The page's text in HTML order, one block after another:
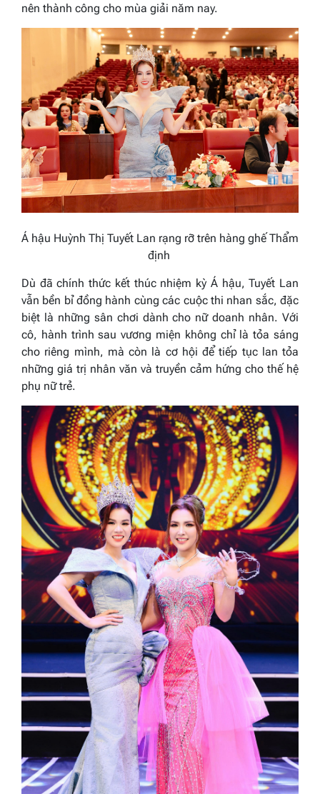
nên thành công cho mùa giải năm nay.
Á hậu Huỳnh Thị Tuyết Lan rạng rỡ trên hàng ghế Thẩm
định
Dù đã chính thức kết thúc nhiệm kỳ Á hậu, Tuyết Lan
vẫn bền bỉ đồng hành cùng các cuộc thi nhan sắc, đặc
biệt là những sân chơi dành cho nữ doanh nhân. Với
cô, hành trình sau vương miện không chỉ là tỏa sáng
cho riêng mình, mà còn là cơ hội để tiếp tục lan tỏa
những giá trị nhân văn và truyền cảm hứng cho thế hệ
phụ nữ trẻ.